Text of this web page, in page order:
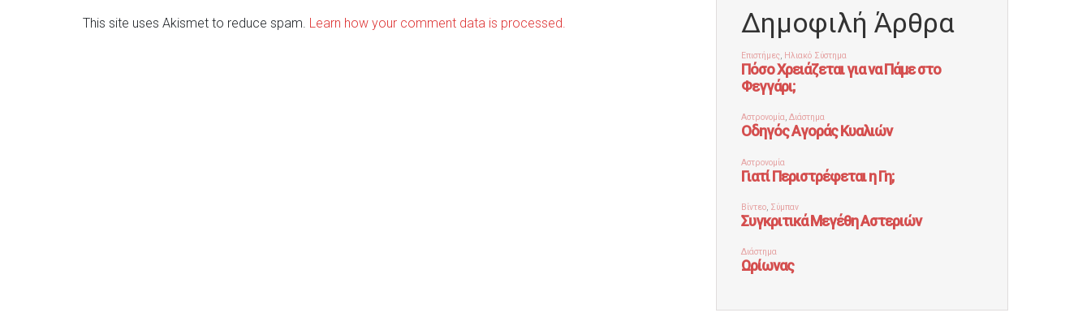
This site uses Akismet to reduce spam. Learn how your comment data is processed. Δημοφιλή Άρθρα